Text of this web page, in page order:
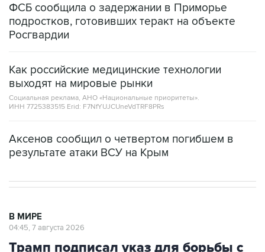
ФСБ сообщила о задержании в Приморье
подростков, готовивших теракт на объекте
Росгвардии
Как российские медицинские технологии
выходят на мировые рынки
Социальная реклама, АНО «Национальные приоритеты».
ИНН 7725383515 Erid: F7NfYUJCUneVdTRF8PRs
Аксенов сообщил о четвертом погибшем в
результате атаки ВСУ на Крым
В МИРЕ
04:45, 7 августа 2026
Трамп подписал указ для борьбы с